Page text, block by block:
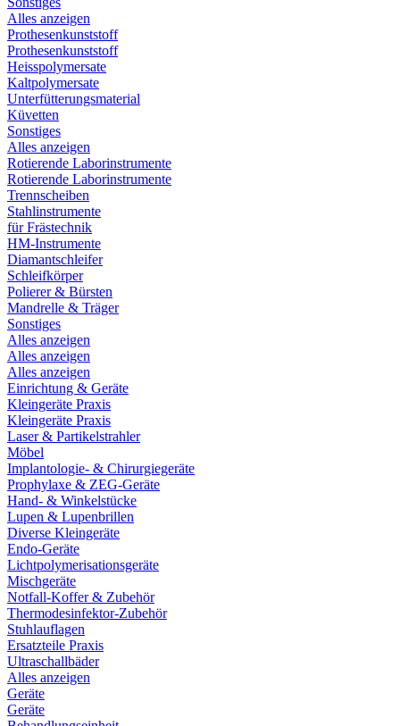
Alles anzeigen
Prothesenkunststoff
Prothesenkunststoff
Heisspolymersate
Kaltpolymersate
Unterfütterungsmaterial
Küvetten
Sonstiges
Alles anzeigen
Rotierende Laborinstrumente
Rotierende Laborinstrumente
Trennscheiben
Stahlinstrumente
für Frästechnik
HM-Instrumente
Diamantschleifer
Schleifkörper
Polierer & Bürsten
Mandrelle & Träger
Sonstiges
Alles anzeigen
Alles anzeigen
Alles anzeigen
Einrichtung & Geräte
Kleingeräte Praxis
Kleingeräte Praxis
Laser & Partikelstrahler
Möbel
Implantologie- & Chirurgiegeräte
Prophylaxe & ZEG-Geräte
Hand- & Winkelstücke
Lupen & Lupenbrillen
Diverse Kleingeräte
Endo-Geräte
Lichtpolymerisationsgeräte
Mischgeräte
Notfall-Koffer & Zubehör
Thermodesinfektor-Zubehör
Stuhlauflagen
Ersatzteile Praxis
Ultraschallbäder
Alles anzeigen
Geräte
Geräte